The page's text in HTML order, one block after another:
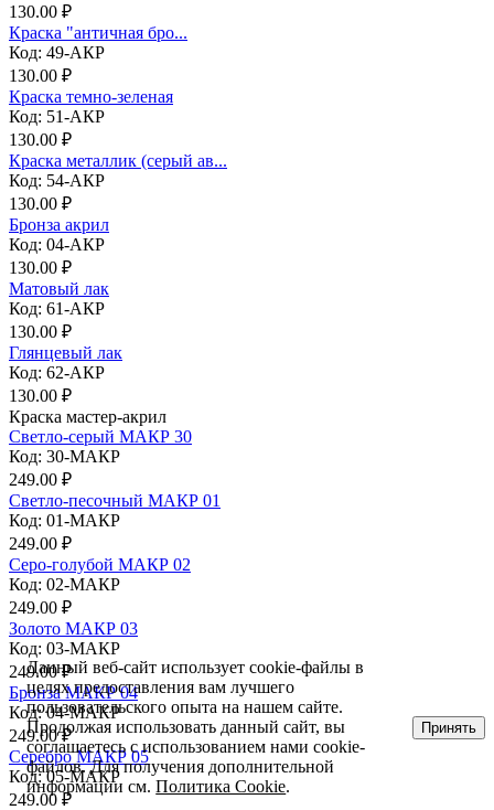
130.00 ₽
Краска "античная бро...
Код: 49-АКР
130.00 ₽
Краска темно-зеленая
Код: 51-АКР
130.00 ₽
Краска металлик (серый ав...
Код: 54-АКР
130.00 ₽
Бронза акрил
Код: 04-АКР
130.00 ₽
Матовый лак
Код: 61-АКР
130.00 ₽
Глянцевый лак
Код: 62-АКР
130.00 ₽
Краска мастер-акрил
Светло-серый МАКР 30
Код: 30-МАКР
249.00 ₽
Светло-песочный МАКР 01
Код: 01-МАКР
249.00 ₽
Серо-голубой МАКР 02
Код: 02-МАКР
249.00 ₽
Золото МАКР 03
Код: 03-МАКР
249.00 ₽
Бронза МАКР 04
Код: 04-МАКР
249.00 ₽
Серебро МАКР 05
Код: 05-МАКР
249.00 ₽
Данный веб-сайт использует cookie-файлы в
целях предоставления вам лучшего
пользовательского опыта на нашем сайте.
Продолжая использовать данный сайт, вы
соглашаетесь с использованием нами cookie-
файлов. Для получения дополнительной
информации см.Политика Cookie.
Принять